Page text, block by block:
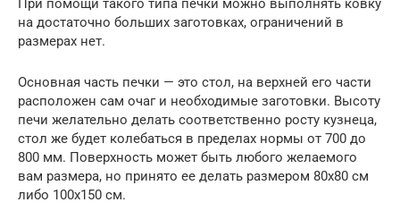
При помощи такого типа печки можно выполнять ковку
на достаточно больших заготовках, ограничений в
размерах нет.
Основная часть печки — это стол, на верхней его части
расположен сам очаг и необходимые заготовки. Высоту
печи желательно делать соответственно росту кузнеца,
стол же будет колебаться в пределах нормы от 700 до
800 мм. Поверхность может быть любого желаемого
вам размера, но принято ее делать размером 80х80 см
либо 100х150 см.